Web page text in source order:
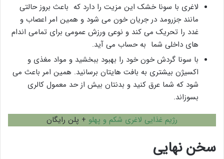
لاغری با سونا خشک این مزیت را دارد که باعث بروز حالتی
مانند جزرومد در جریان خون می شود و همین امر اعصاب و
غدد را تحریک می کند و نوعی ورزش عمومی برای تمامی اندام
های داخلی شما به حساب می آید.
با سونا گردش خون خود را بهبود ببخشید و مواد مغذی و
اکسیژن بیشتری به بافت هایتان برسانید. همین امر باعث می
شود که شما عرق کنید و بدنتان بیش از حد معمول کالری
بسوزاند.
رژیم غذایی لاغری شکم و پهلو + پلن رایگان
سخن نهایی